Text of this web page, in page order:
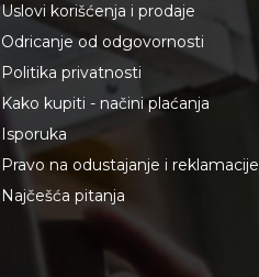
Uslovi korišćenja i prodaje
Odricanje od odgovornosti
Politika privatnosti
Kako kupiti - načini plaćanja
Isporuka
Pravo na odustajanje i reklamacije
Najčešća pitanja